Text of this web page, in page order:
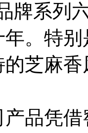
牌系列
年。特
的芝麻
凭借